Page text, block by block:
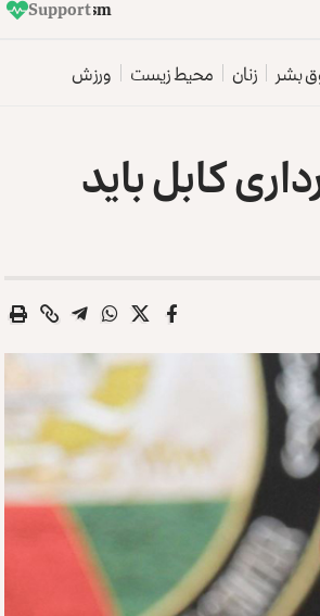
E
Support
بشر زنان محیط زیست ورزش
کابل باید